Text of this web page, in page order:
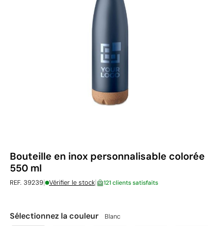
Bouteille en inox personnalisable colorée
550 ml
REF. 39239| Vérifier le stock| 121 clients satisfaits
Sélectionnez la couleur Blanc